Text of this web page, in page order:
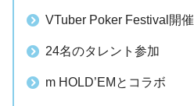
VTuber Poker Festival開催
24名のタレント参加
m HOLD’EMとコラボ